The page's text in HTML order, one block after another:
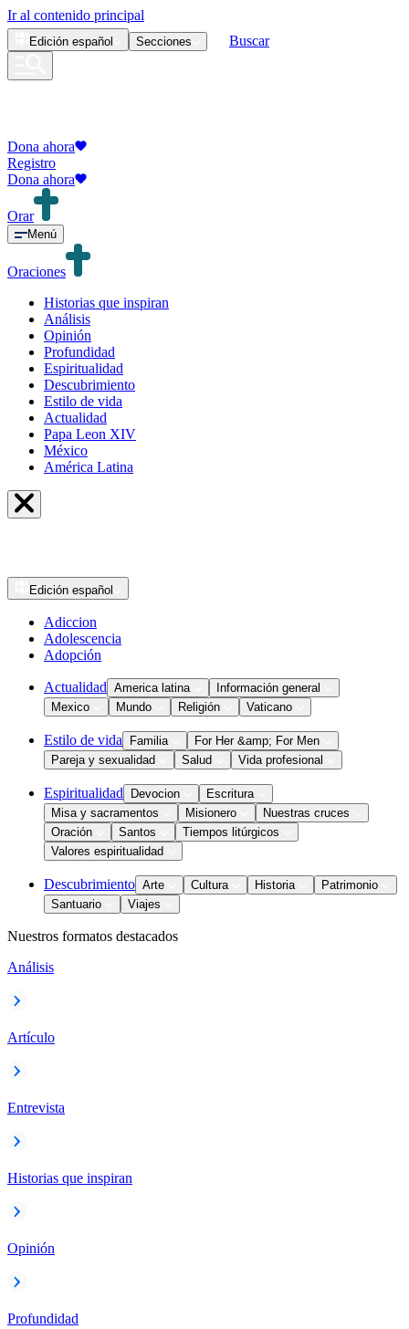
Ir al contenido principal
Edición español Secciones Buscar
Dona ahora
Registro
Dona ahora
Orar
Menú
Oraciones
Historias que inspiran
Análisis
Opinión
Profundidad
Espiritualidad
Descubrimiento
Estilo de vida
Actualidad
Papa Leon XIV
México
América Latina
Edición español
Adiccion
Adolescencia
Adopción
Actualidad America latina
Información general
Mexico
Mundo Religión Vaticano
Estilo de vida Familia
For Her &amp; For Men
Pareja y sexualidad
Salud Vida profesional
Espiritualidad Devocion
Escritura
Misa y sacramentos
Misionero
Nuestras cruces
Oración
Santos
Tiempos litúrgicos
Valores espiritualidad
Descubrimiento Arte Cultura Historia
Patrimonio
Santuario
Viajes
Nuestros formatos destacados
Análisis
Artículo
Entrevista
Historias que inspiran
Opinión
Profundidad